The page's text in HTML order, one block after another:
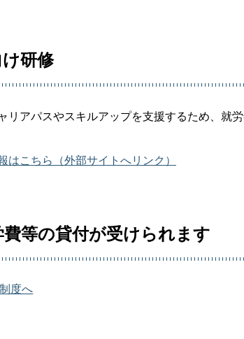
研修
リアパスやスキルアップを支援するため、就
こちら（外部サイトへリンク）
等の貸付が受けられます
度へ